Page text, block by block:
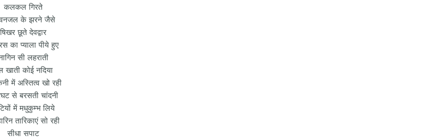
कलकल गिरते
के झरने जैसे
षिखर छूते देवद्वार
का प्याला पीये हुए
सी लहराती
खाती कोई नदिया
में अस्तित्व खो रही
से बरसती चांदनी
में मधुकुम्भ लिये
तारिकाएं सो रही
सीधा सपाट